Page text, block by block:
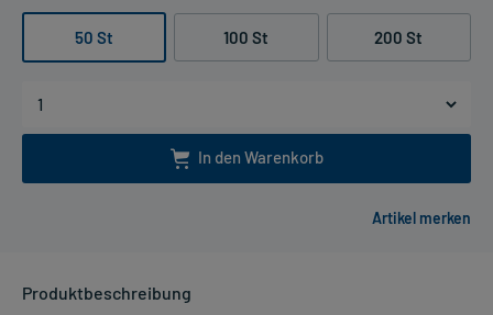
50 St 100 St 200 St
In den Warenkorb
Produktbeschreibung